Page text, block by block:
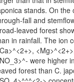
stands. On the
fall and
leaved forest
in rainfall. The ion
were higher
forest than C.